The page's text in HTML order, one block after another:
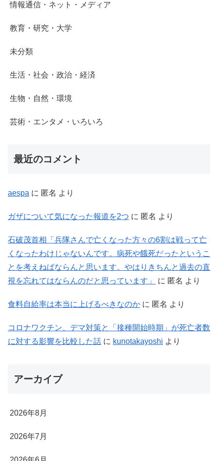
情報通信・ネット・メディア
教育・研究・大学
未分類
生活・社会・政治・経済
生物・自然・環境
芸術・エンタメ・いろいろ
最近のコメント
aespa に 匿名 より
ガザについて気になった報道を2つ に 匿名 より
石破茂首相「兵隊さんで亡くなった方々の6割は戦って亡
くなったわけじゃないんです。病死や餓死だったというこ
とを考えねばならんと思います。やはりきちんと過去の直
視を忘れてはならんのだと思っています」
に 匿名 より
食料自給率は本当に上げるべきなのか に 匿名 より
コロナワクチン、デマ対策と「接種開始時期」が死亡者数
に対する影響を比較した話 に kunotakayoshi より
アーカイブ
2026年8月
2026年7月